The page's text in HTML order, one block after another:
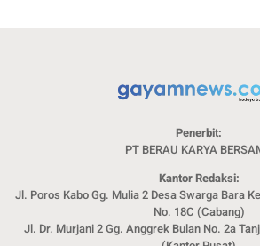
Penerbit:
PT BERAU KARYA
Kantor Redaksi:
Jl. Poros Kabo Gg. Mulia 2 Desa Swarga Bara
No. 18C (Cabang)
Jl. Dr. Murjani 2 Gg. Anggrek Bulan No. 2a